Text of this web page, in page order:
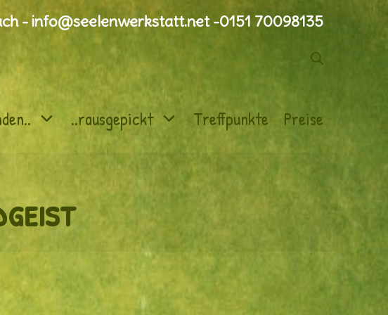
- info@seelenwerkstatt.net -0151 70098135
..rausgepickt Treffpunkte Preise